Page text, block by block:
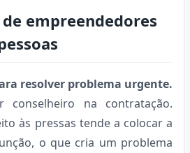
empreendedores
resolver problema urgente.
na contratação.
às pressas tende a colocar a
o que cria um problema